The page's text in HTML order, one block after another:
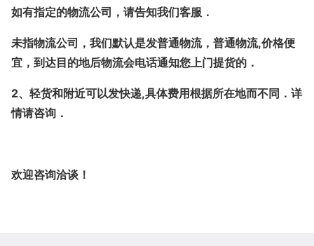
如有指定的物流公司，请告知我们客服．
未指物流公司，我们默认是发普通物流，普通物流,价格便
宜，到达目的地后物流会电话通知您上门提货的．
2、轻货和附近可以发快递,具体费用根据所在地而不同．详
情请咨询．
欢迎咨询洽谈！